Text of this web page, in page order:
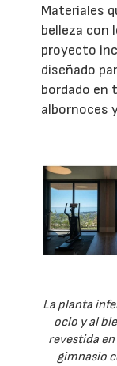
Materiales
belleza con
proyecto
diseñado
bordado en
albornoces
La planta
ocio y al
revestida
gimnasio